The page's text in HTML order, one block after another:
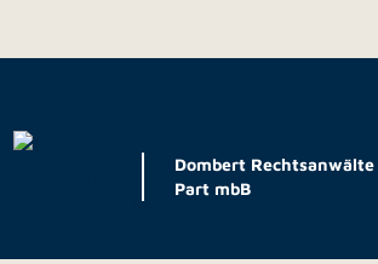
Dombert Rechtsanwälte
Part mbB